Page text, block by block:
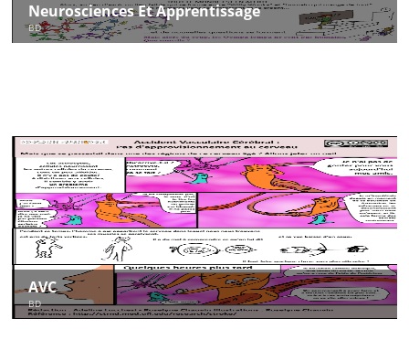
Neurosciences Et Apprentissage
BD
AVC
BD